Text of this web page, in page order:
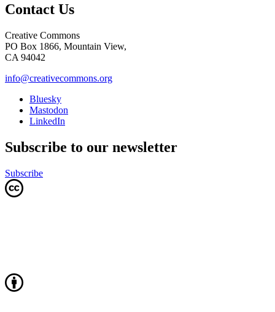
Contact Us
Creative Commons
PO Box 1866, Mountain View,
CA 94042
info@creativecommons.org
Bluesky
Mastodon
LinkedIn
Subscribe to our newsletter
Subscribe